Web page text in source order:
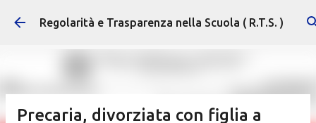
Passa ai contenuti principali
Regolarità e Trasparenza nella Scuola ( R.T.S. )
Precaria, divorziata con figlia a